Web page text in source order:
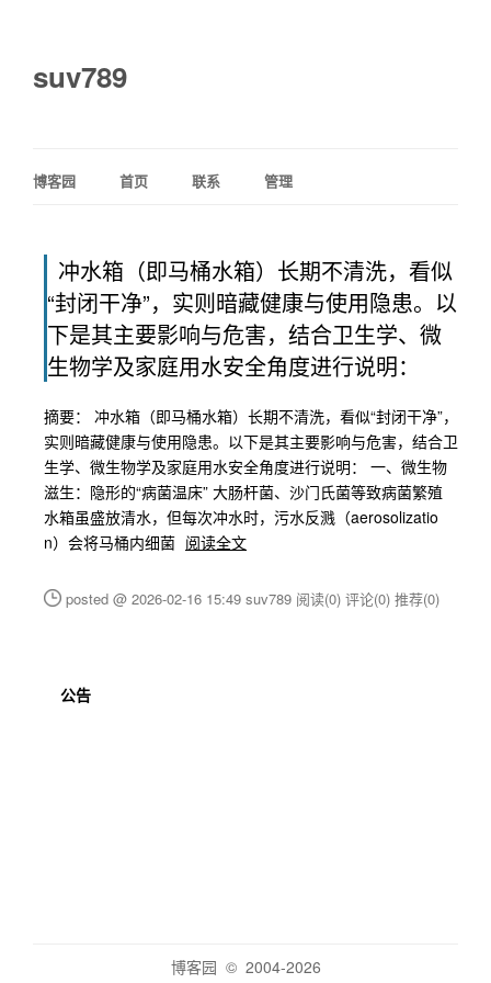
suv789
博客园 首页 联系 管理
冲水箱（即马桶水箱）长期不清洗，看似
“封闭干净”，实则暗藏健康与使用隐患。以
下是其主要影响与危害，结合卫生学、微
生物学及家庭用水安全角度进行说明：
摘要： 冲水箱（即马桶水箱）长期不清洗，看似“封闭干净”，
实则暗藏健康与使用隐患。以下是其主要影响与危害，结合卫
生学、微生物学及家庭用水安全角度进行说明： 一、微生物
滋生：隐形的“病菌温床” 大肠杆菌、沙门氏菌等致病菌繁殖
水箱虽盛放清水，但每次冲水时，污水反溅（aerosolizatio
n）会将马桶内细菌 阅读全文
posted @ 2026-02-16 15:49 suv789 阅读(0) 评论(0) 推荐(0)
公告
博客园 © 2004-2026